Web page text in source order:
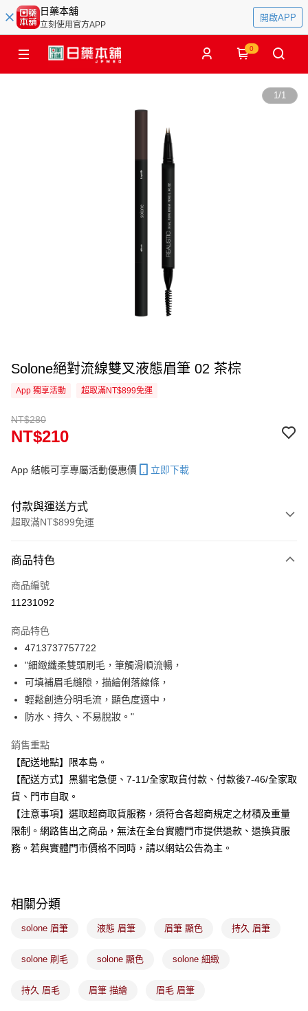
日藥本舖
立刻使用官方APP
開啟APP
0
1/1
Solone絕對流線雙叉液態眉筆 02 茶棕
App 獨享活動 超取滿NT$899免運
NT$280
NT$210
App 結帳可享專屬活動優惠價 立即下載
付款與運送方式
超取滿NT$899免運
信用卡一次付款
信用卡分期付款
合作金庫商業銀行
華南商業銀行
上海商業儲蓄銀行
台北富邦商業銀行
國泰世華商業銀行
臺灣中小企業銀行
匯豐（台灣）商業銀行
聯邦商業銀行
元大商業銀行
台新國際商業銀行
台灣樂天信用卡公司
LINE Pay
Apple Pay
街口支付
悠遊付
Google Pay
全盈+PAY
大哥付你分期
相關說明
【大哥付你分期使用說明】
成交易。
4.訂單成立30分鐘內，如未前往確認交易或遇審核未通過，訂單將自動取
【繳款方式說明】
醒簡訊。
運送方式
付款後全家取貨
商品特色
商品編號
11231092
商品特色
4713737757722
"細緻纖柔雙頭刷毛，筆觸滑順流暢，
可填補眉毛縫隙，描繪俐落線條，
輕鬆創造分明毛流，顯色度適中，
防水、持久、不易脫妝。"
銷售重點
【配送地點】限本島。
【配送方式】黑貓宅急便、7-11/全家取貨付款、付款後7-46/全家取
貨、門市自取。
【注意事項】選取超商取貨服務，須符合各超商規定之材積及重量
限制。網路售出之商品，無法在全台實體門市提供退款、退換貨服
務。若與實體門市價格不同時，請以網站公告為主。
相關分類
solone 眉筆 液態 眉筆 眉筆 顯色 持久 眉筆
solone 刷毛 solone 顯色 solone 細緻
持久 眉毛 眉筆 描繪 眉毛 眉筆